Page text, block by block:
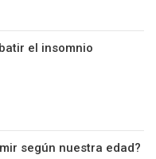
el insomnio
según nuestra edad?